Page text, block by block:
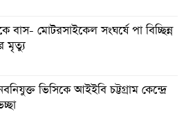
দিবস পালন
‘জুলাই গণঅভ্যুত্থান দিবস’ পালিত
বাস- মোটরসাইকেল সংঘর্ষে পা বিচ্ছিন্ন
মৃত্যু
ভিসিকে আইইবি চট্টগ্রাম কেন্দ্রে